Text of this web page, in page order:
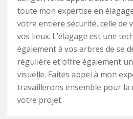
toute mon expertise en
votre entière sécurité, celle de
vos lieux. L’élagage est une
également à vos arbres de se
régulière et offre également
visuelle. Faites appel à mon
travaillerons ensemble pour la
votre projet.